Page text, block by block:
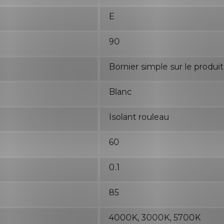
E
90
Bornier simple sur le produit
Blanc
Isolant rouleau
60
0.1
85
4000K, 3000K, 5700K